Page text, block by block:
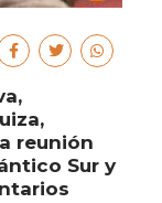
reunión
Sur y